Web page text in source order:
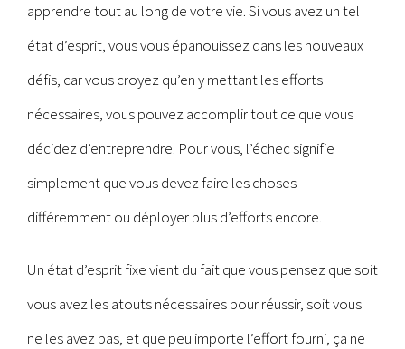
apprendre tout au long de votre vie. Si vous avez un tel
état d’esprit, vous vous épanouissez dans les nouveaux
défis, car vous croyez qu’en y mettant les efforts
nécessaires, vous pouvez accomplir tout ce que vous
décidez d’entreprendre. Pour vous, l’échec signifie
simplement que vous devez faire les choses
différemment ou déployer plus d’efforts encore.
Un état d’esprit fixe vient du fait que vous pensez que soit
vous avez les atouts nécessaires pour réussir, soit vous
ne les avez pas, et que peu importe l’effort fourni, ça ne